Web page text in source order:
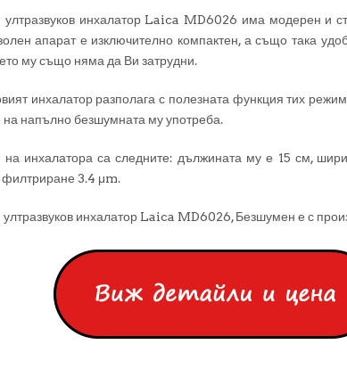
ултразвуков инхалатор Laica MD6026 има модерен и
апарат е изключително компактен, а също така
му също няма да Ви затрудни.
инхалатор разполага с полезната функция тих
на напълно безшумната му употреба.
на инхалатора са следните: дължината му е 15 см,
филтриране 3.4 μm.
ултразвуков инхалатор Laica MD6026, Безшумен е с